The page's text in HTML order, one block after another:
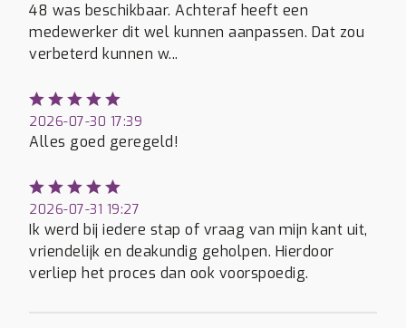
48 was beschikbaar. Achteraf heeft een
medewerker dit wel kunnen aanpassen. Dat zou
verbeterd kunnen w...
2026-07-30 17:39
Alles goed geregeld!
2026-07-31 19:27
Ik werd bij iedere stap of vraag van mijn kant uit,
vriendelijk en deakundig geholpen. Hierdoor
verliep het proces dan ook voorspoedig.